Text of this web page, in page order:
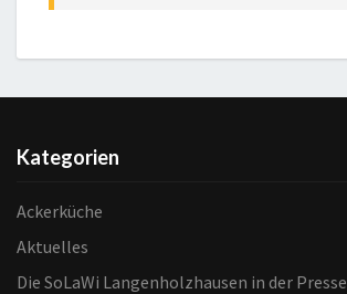
Kategorien
Ackerküche
Aktuelles
Die SoLaWi Langenholzhausen in der Presse